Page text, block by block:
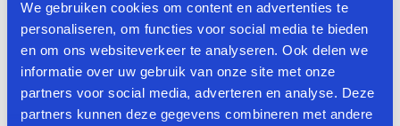
We gebruiken cookies om content en advertenties te
personaliseren, om functies voor social media te bieden
en om ons websiteverkeer te analyseren. Ook delen we
informatie over uw gebruik van onze site met onze
partners voor social media, adverteren en analyse. Deze
partners kunnen deze gegevens combineren met andere
Sharing Plate